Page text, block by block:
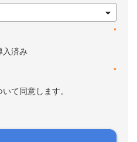
*
入済み
*
て同意します。